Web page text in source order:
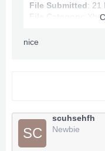
File Submitted: 21
Money:
Anything wrong PM.
nice
SC
scuhsehfh
Newbie